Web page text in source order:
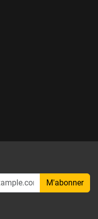
M'abonner